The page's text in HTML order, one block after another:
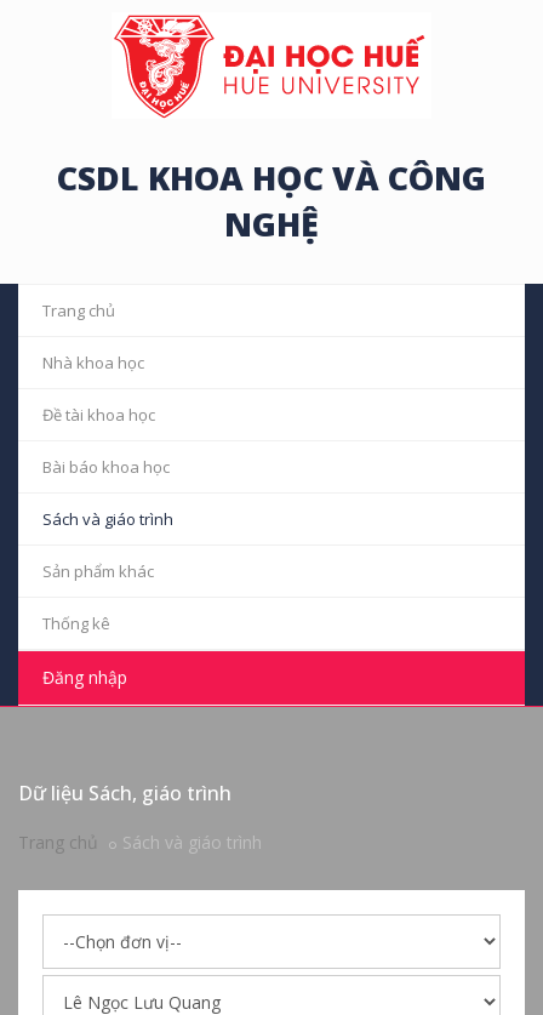
CSDL KHOA HỌC VÀ CÔNG
NGHỆ
Trang chủ
Nhà khoa học
Đề tài khoa học
Bài báo khoa học
Sách và giáo trình
Sản phẩm khác
Thống kê
Đăng nhập
Dữ liệu Sách, giáo trình
Trang chủ Sách và giáo trình